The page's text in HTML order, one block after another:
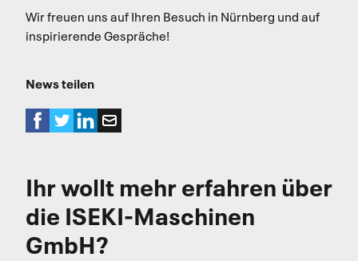
Wir freuen uns auf Ihren Besuch in Nürnberg und auf
inspirierende Gespräche!
News teilen
Ihr wollt mehr erfahren über
die ISEKI-Maschinen
GmbH?